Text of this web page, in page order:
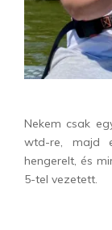
Nekem csak
wtd-re, majd
hengerelt, és
5-tel vezetett.